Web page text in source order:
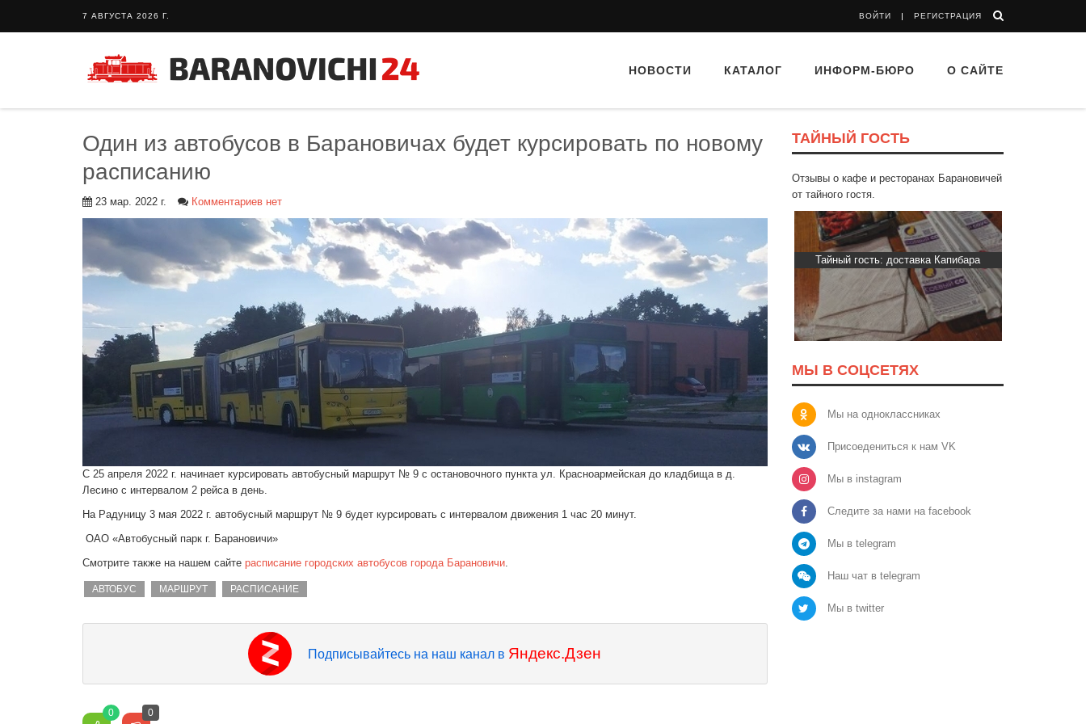
7 АВГУСТА 2026 Г. ВОЙТИ РЕГИСТРАЦИЯ
НОВОСТИ КАТАЛОГ ИНФОРМ-БЮРО О САЙТЕ
Один из автобусов в Барановичах будет курсировать по новому
расписанию
23 мар. 2022 г. Комментариев нет
С 25 апреля 2022 г. начинает курсировать автобусный маршрут № 9 с остановочного пункта ул. Красноармейская до кладбища в д.
Лесино с интервалом 2 рейса в день.
На Радуницу 3 мая 2022 г. автобусный маршрут № 9 будет курсировать с интервалом движения 1 час 20 минут.
ОАО «Автобусный парк г. Барановичи»
Смотрите также на нашем сайте расписание городских автобусов города Барановичи
АВТОБУС МАРШРУТ РАСПИСАНИЕ
Подписывайтесь на наш канал в Яндекс.Дзен
0 0
ТАЙНЫЙ ГОСТЬ
Отзывы о кафе и ресторанах Барановичей
от тайного гостя.
Тайный гость: Кафе "Grand Buffet" Тайный гость: доставка Капибара
МЫ В СОЦСЕТЯХ
Мы на одноклассниках
Присоедениться к нам VK
Мы в instagram
Следите за нами на facebook
Мы в telegram
Наш чат в telegram
Мы в twitter